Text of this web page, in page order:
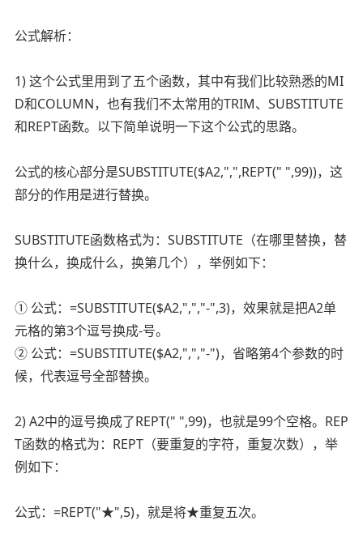
公式解析：
1) 这个公式里用到了五个函数，其中有我们比较熟悉的MI
D和COLUMN，也有我们不太常用的TRIM、SUBSTITUTE
和REPT函数。以下简单说明一下这个公式的思路。
公式的核心部分是SUBSTITUTE($A2,",",REPT(" ",99))，这
部分的作用是进行替换。
SUBSTITUTE函数格式为：SUBSTITUTE（在哪里替换，替
换什么，换成什么，换第几个），举例如下：
① 公式：=SUBSTITUTE($A2,",","-",3)，效果就是把A2单
元格的第3个逗号换成-号。
② 公式：=SUBSTITUTE($A2,",","-")，省略第4个参数的时
候，代表逗号全部替换。
2) A2中的逗号换成了REPT(" ",99)，也就是99个空格。REP
T函数的格式为：REPT（要重复的字符，重复次数），举
例如下：
公式：=REPT("★",5)，就是将★重复五次。